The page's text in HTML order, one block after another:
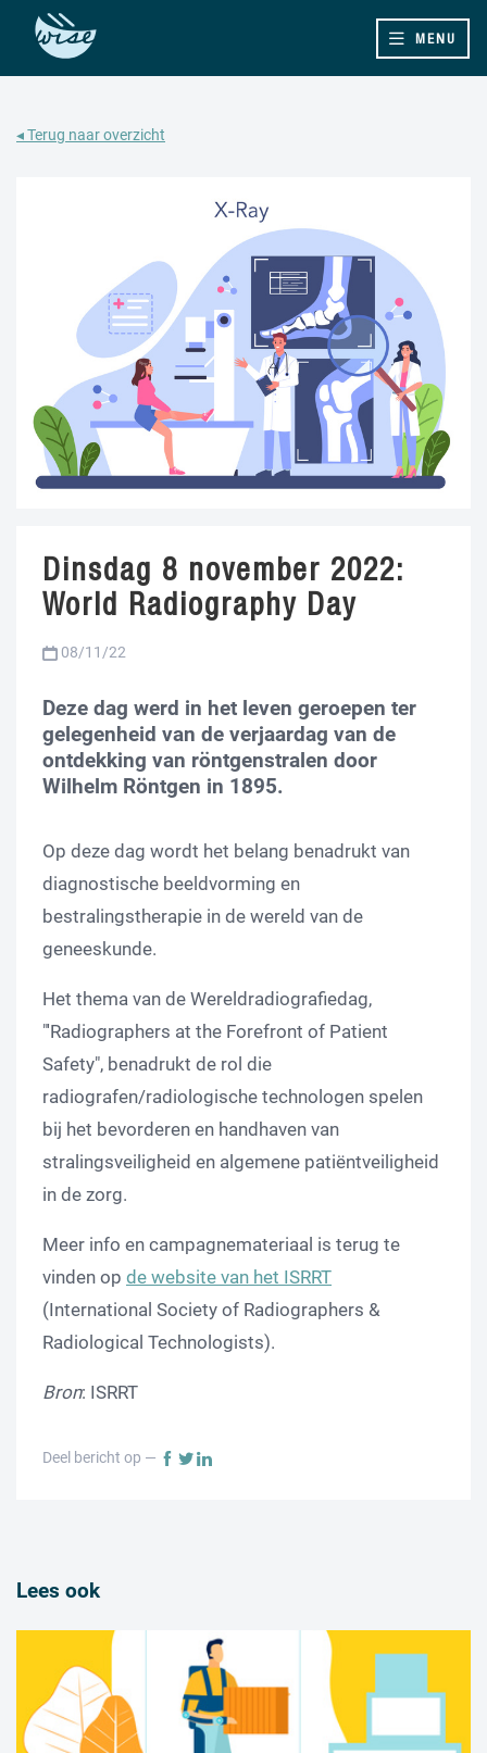
MENU
◂ Terug naar overzicht
Dinsdag 8 november 2022:
World Radiography Day
08/11/22
Deze dag werd in het leven geroepen ter
gelegenheid van de verjaardag van de
ontdekking van röntgenstralen door
Wilhelm Röntgen in 1895.
Op deze dag wordt het belang benadrukt van
diagnostische beeldvorming en
bestralingstherapie in de wereld van de
geneeskunde.
Het thema van de Wereldradiografiedag,
"'Radiographers at the Forefront of Patient
Safety", benadrukt de rol die
radiografen/radiologische technologen spelen
bij het bevorderen en handhaven van
stralingsveiligheid en algemene patiëntveiligheid
in de zorg.
Meer info en campagnemateriaal is terug te
vinden op de website van het ISRRT
(International Society of Radiographers &
Radiological Technologists).
Bron: ISRRT
Deel bericht op —
Lees ook